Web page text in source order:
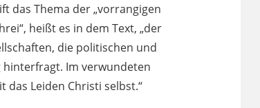
das Thema der „vorrangigen
heißt es in dem Text, „der
die politischen und
Im verwundeten
das Leiden Christi selbst.“